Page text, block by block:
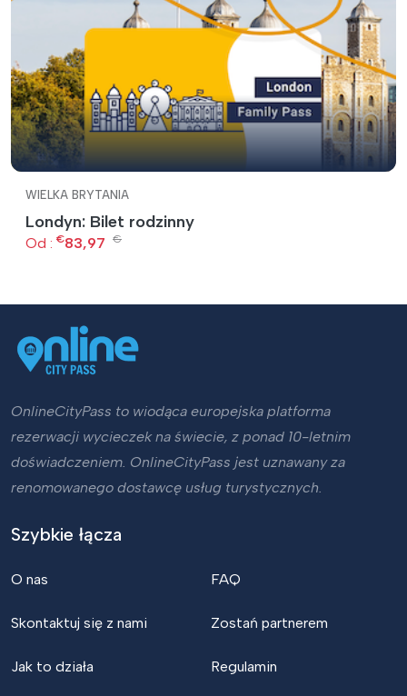
WIELKA BRYTANIA
Londyn: Bilet rodzinny
Od : €83,97 €
OnlineCityPass to wiodąca europejska platforma
rezerwacji wycieczek na świecie, z ponad 10-letnim
doświadczeniem. OnlineCityPass jest uznawany za
renomowanego dostawcę usług turystycznych.
Szybkie łącza
O nas
Skontaktuj się z nami
Jak to działa
FAQ
Zostań partnerem
Regulamin